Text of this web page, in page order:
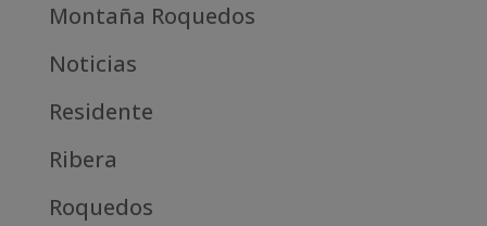
Montaña Roquedos
Noticias
Residente
Ribera
Roquedos